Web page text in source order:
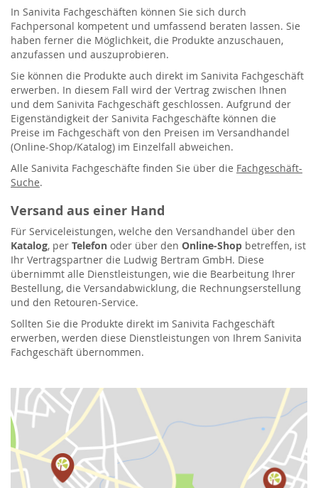
In Sanivita Fachgeschäften können Sie sich durch
Fachpersonal kompetent und umfassend beraten lassen. Sie
haben ferner die Möglichkeit, die Produkte anzuschauen,
anzufassen und auszuprobieren.
Sie können die Produkte auch direkt im Sanivita Fachgeschäft
erwerben. In diesem Fall wird der Vertrag zwischen Ihnen
und dem Sanivita Fachgeschäft geschlossen. Aufgrund der
Eigenständigkeit der Sanivita Fachgeschäfte können die
Preise im Fachgeschäft von den Preisen im Versandhandel
(Online-Shop/Katalog) im Einzelfall abweichen.
Alle Sanivita Fachgeschäfte finden Sie über die Fachgeschäft-
Suche.
Versand aus einer Hand
Für Serviceleistungen, welche den Versandhandel über den
Katalog, per Telefon oder über den Online-Shop betreffen, ist
Ihr Vertragspartner die Ludwig Bertram GmbH. Diese
übernimmt alle Dienstleistungen, wie die Bearbeitung Ihrer
Bestellung, die Versandabwicklung, die Rechnungserstellung
und den Retouren-Service.
Sollten Sie die Produkte direkt im Sanivita Fachgeschäft
erwerben, werden diese Dienstleistungen von Ihrem Sanivita
Fachgeschäft übernommen.